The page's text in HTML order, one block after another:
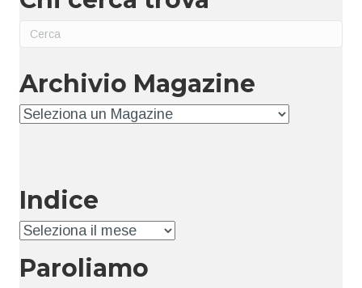
Archivio Magazine
Archivio
Indice
Indice
Paroliamo